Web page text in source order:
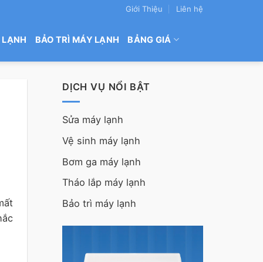
Giới Thiệu Liên hệ
BẢO TRÌ MÁY LẠNH BẢNG GIÁ
DỊCH VỤ NỔI BẬT
Sửa máy lạnh
Vệ sinh máy lạnh
Bơm ga máy lạnh
Tháo lắp máy lạnh
Bảo trì máy lạnh